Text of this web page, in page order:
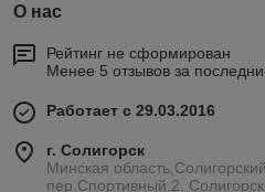
О нас
Рейтинг не сформирован
Менее 5 отзывов за
Работает с 29.03.2016
г. Солигорск
Минская
пер.Спортивный,2,